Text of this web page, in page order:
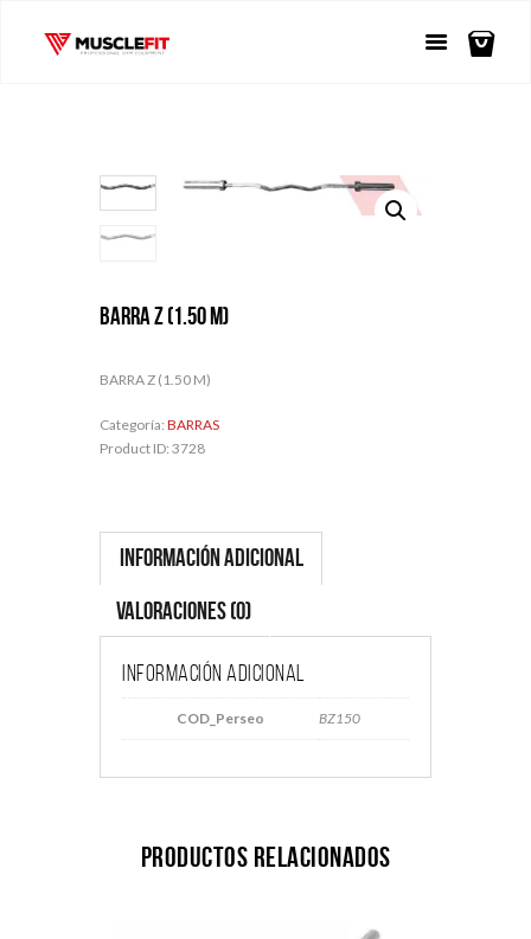
BARRA Z (1.50 M)
BARRA Z (1.50 M)
Categoría: BARRAS
Product ID: 3728
Información adicional
Valoraciones (0)
Información adicional
COD_Perseo BZ150
Productos relacionados